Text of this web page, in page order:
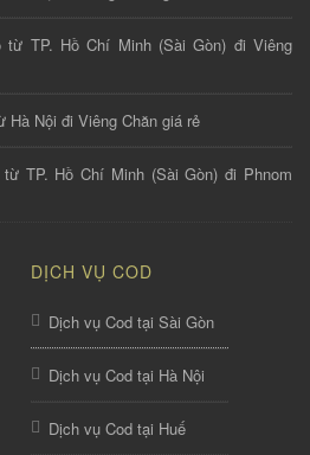
TP. Hồ Chí Minh (Sài Gòn) đi Viêng
Hà Nội đi Viêng Chăn giá rẻ
TP. Hồ Chí Minh (Sài Gòn) đi Phnom
DỊCH VỤ COD
Dịch vụ Cod tại Sài Gòn
Dịch vụ Cod tại Hà Nội
Dịch vụ Cod tại Huế